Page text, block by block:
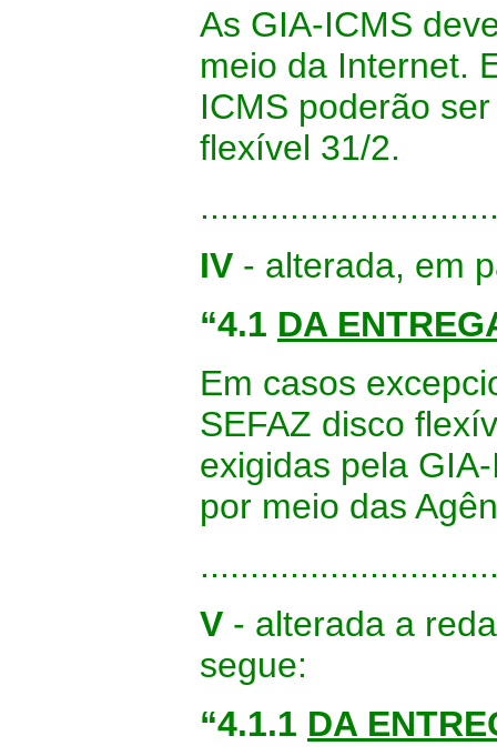
As GIA-ICMS
meio da Internet.
ICMS poderão
flexível 31/2.
IV - alterada, em
“4.1 DA
Em casos
SEFAZ disco
exigidas pela
por meio das
V - alterada a
segue:
“4.1.1 DA